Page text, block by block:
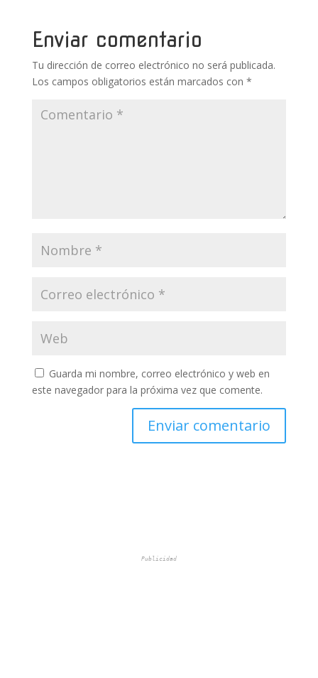
o
k p r
Enviar comentario
Tu dirección de correo electrónico no será publicada.
Los campos obligatorios están marcados con *
Guarda mi nombre, correo electrónico y web en
este navegador para la próxima vez que comente.
Publicidad